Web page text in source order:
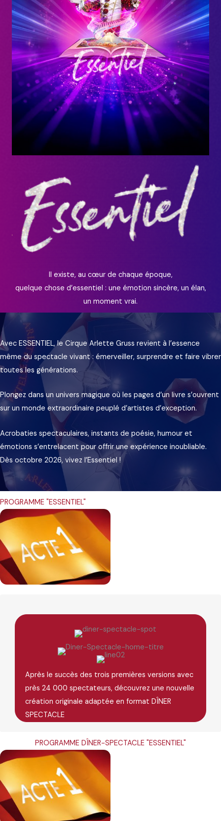
Il existe, au cœur de chaque époque,
quelque chose d’essentiel : une émotion sincère, un élan,
un moment vrai.
Avec ESSENTIEL, le Cirque Arlette Gruss revient à l’essence
même du spectacle vivant : émerveiller, surprendre et faire vibrer
toutes les générations.
Plongez dans un univers magique où les pages d’un livre s’ouvrent
sur un monde extraordinaire peuplé d’artistes d’exception.
Acrobaties spectaculaires, instants de poésie, humour et
émotions s’entrelacent pour offrir une expérience inoubliable.
Dès octobre 2026, vivez l’Essentiel !
PROGRAMME "ESSENTIEL"
Après le succès des trois premières versions avec
près 24 000 spectateurs, découvrez une nouvelle
création originale adaptée en format DÎNER
SPECTACLE
PROGRAMME DÎNER-SPECTACLE "ESSENTIEL"